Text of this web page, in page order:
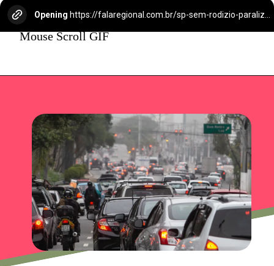
Opening https://falaregional.com.br/sp-sem-rodizio-paralizacao-de-onibus-em-sp-faz-prefeitura-liberar-rodizio-nesta-segunda.html/?via=webs&tipo=amp
Mouse Scroll GIF